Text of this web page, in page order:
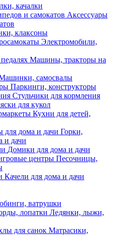
качалки
Аксессуары
клаксоны
Электромобили,
Машины, тракторы на
самосвалы
Паркинги, конструкторы
Стульчики для кормления
для кукол
Кухни для детей,
Горки,
и дачи
Домики для дома и дачи
Песочницы,
Качели для дома и дачи
ватрушки
Ледянки, лыжи,
Матрасики,